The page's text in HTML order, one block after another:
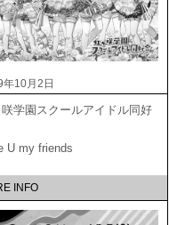
10月2日
学園スクールアイドル同好
U my friends
INFO